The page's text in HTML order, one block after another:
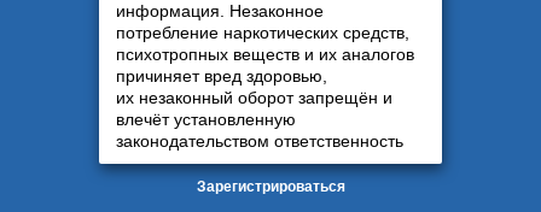
информация. Незаконное
потребление наркотических средств,
психотропных веществ и их аналогов
причиняет вред здоровью,
их незаконный оборот запрещён и
влечёт установленную
законодательством ответственность
Зарегистрироваться